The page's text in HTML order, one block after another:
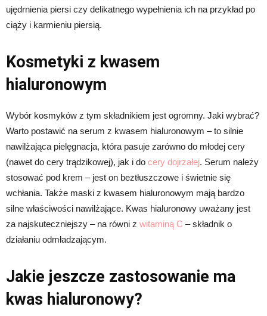
ujędrnienia piersi czy delikatnego wypełnienia ich na przykład po
ciąży i karmieniu piersią.
Kosmetyki z kwasem
hialuronowym
Wybór kosmyków z tym składnikiem jest ogromny. Jaki wybrać?
Warto postawić na serum z kwasem hialuronowym – to silnie
nawilżająca pielęgnacja, która pasuje zarówno do młodej cery
(nawet do cery trądzikowej), jak i do cery dojrzałej. Serum należy
stosować pod krem – jest on beztłuszczowe i świetnie się
wchłania. Także maski z kwasem hialuronowym mają bardzo
silne właściwości nawilżające. Kwas hialuronowy uważany jest
za najskuteczniejszy – na równi z witaminą C – składnik o
działaniu odmładzającym.
Jakie jeszcze zastosowanie ma
kwas hialuronowy?